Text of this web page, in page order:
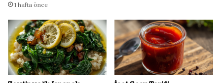
1 hafta önce